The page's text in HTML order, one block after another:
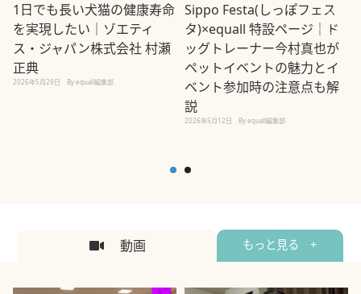
1日でも長い犬猫の健康寿命
を実現したい｜ゾエティ
ス・ジャパン株式会社 村瀬
正典
2026年5月29日 By equall編集部
Sippo Festa(しっぽフェス
タ)×equall 特設ページ｜ド
ッグトレーナー今村真也が
ペットイベントの魅力とイ
ベント参加時の注意点も解
説
2026年5月12日 By equall編集部
動画 もっと見る +